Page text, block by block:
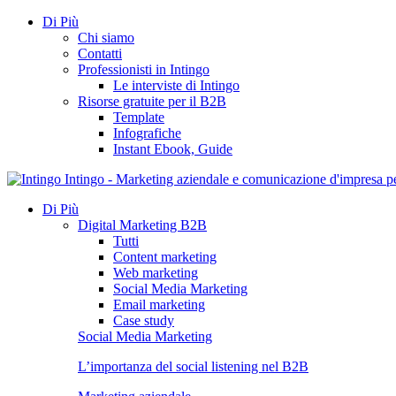
Di Più
Chi siamo
Contatti
Professionisti in Intingo
Le interviste di Intingo
Risorse gratuite per il B2B
Template
Infografiche
Instant Ebook, Guide
Intingo - Marketing aziendale e comunicazione d'impresa
Di Più
Digital Marketing B2B
Tutti
Content marketing
Web marketing
Social Media Marketing
Email marketing
Case study
Social Media Marketing
L’importanza del social listening nel B2B